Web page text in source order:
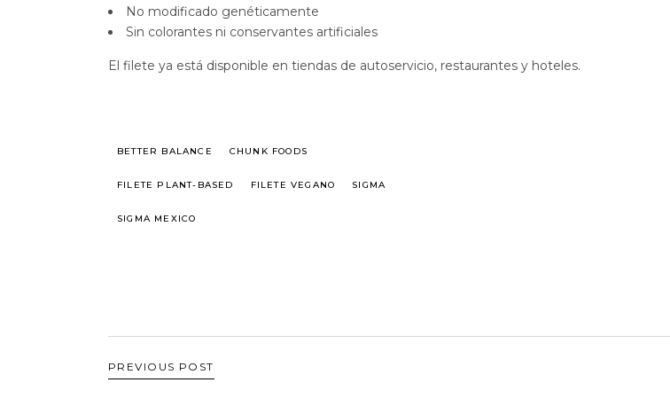
No modificado genéticamente
Sin colorantes ni conservantes artificiales
El filete ya está disponible en tiendas de autoservicio, restaurantes y hoteles.
BETTER BALANCE CHUNK FOODS
FILETE PLANT-BASED FILETE VEGANO SIGMA
SIGMA MEXICO
PREVIOUS POST